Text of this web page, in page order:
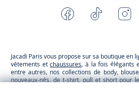
Facebook Tiktok
Jacadi Paris vous propose sur sa boutique en
vêtements etchaussures, à la fois élégants
entre autres, nos collections de body,
nouveaux-nés, de t-shirt, pull et short pour